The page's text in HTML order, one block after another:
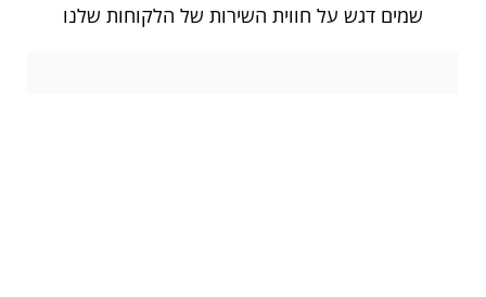
שמים דגש על חווית השירות של הלקוחות שלנו